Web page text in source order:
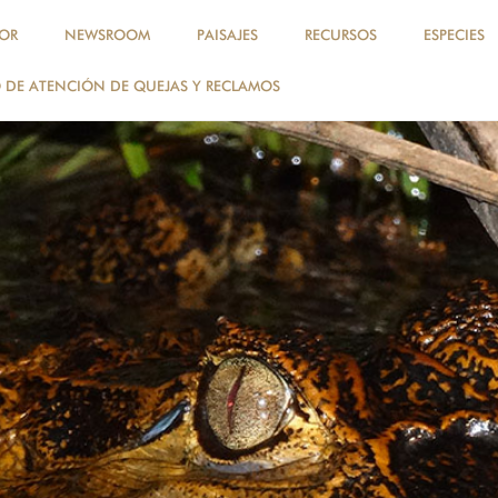
NEWSROOM PAISAJES RECURSOS ESPECIES
ATENCIÓN DE QUEJAS Y RECLAMOS